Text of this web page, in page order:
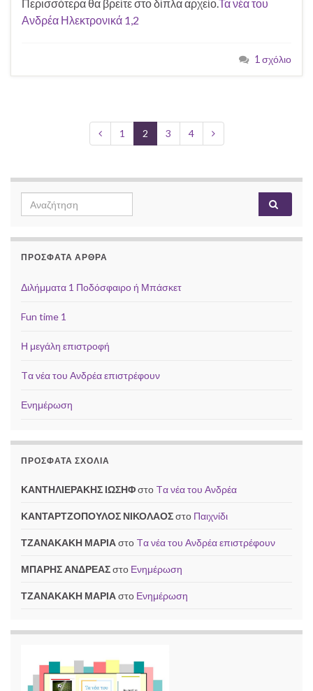
Περισσότερα θα βρείτε στο δίπλα αρχείο.Τα νέα του
Ανδρέα Ηλεκτρονικά 1,2
1 σχόλιο
1 2 3 4
Search for:
ΠΡΌΣΦΑΤΑ ΆΡΘΡΑ
Διλήμματα 1 Ποδόσφαιρο ή Μπάσκετ
Fun time 1
Η μεγάλη επιστροφή
Tα νέα του Ανδρέα επιστρέφουν
Ενημέρωση
ΠΡΌΣΦΑΤΑ ΣΧΌΛΙΑ
ΚΑΝΤΗΛΙΕΡΑΚΗΣ ΙΩΣΗΦστο Tα νέα του Ανδρέα
ΚΑΝΤΑΡΤΖΟΠΟΥΛΟΣ ΝΙΚΟΛΑΟΣστο Παιχνίδι
ΤΖΑΝΑΚΑΚΗ ΜΑΡΙΑστο Tα νέα του Ανδρέα επιστρέφουν
ΜΠΑΡΗΣ ΑΝΔΡΕΑΣστο Ενημέρωση
ΤΖΑΝΑΚΑΚΗ ΜΑΡΙΑστο Ενημέρωση